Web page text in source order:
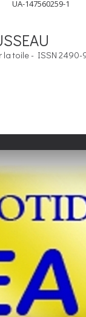
UA-147560259-1
toile - ISSN 2490-